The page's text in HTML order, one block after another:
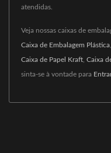
atendidas.
Veja nossas caixas de
Caixa de Embalagem Plástica
Caixa de Papel Kraft Caixa
sinta-se à vontade para